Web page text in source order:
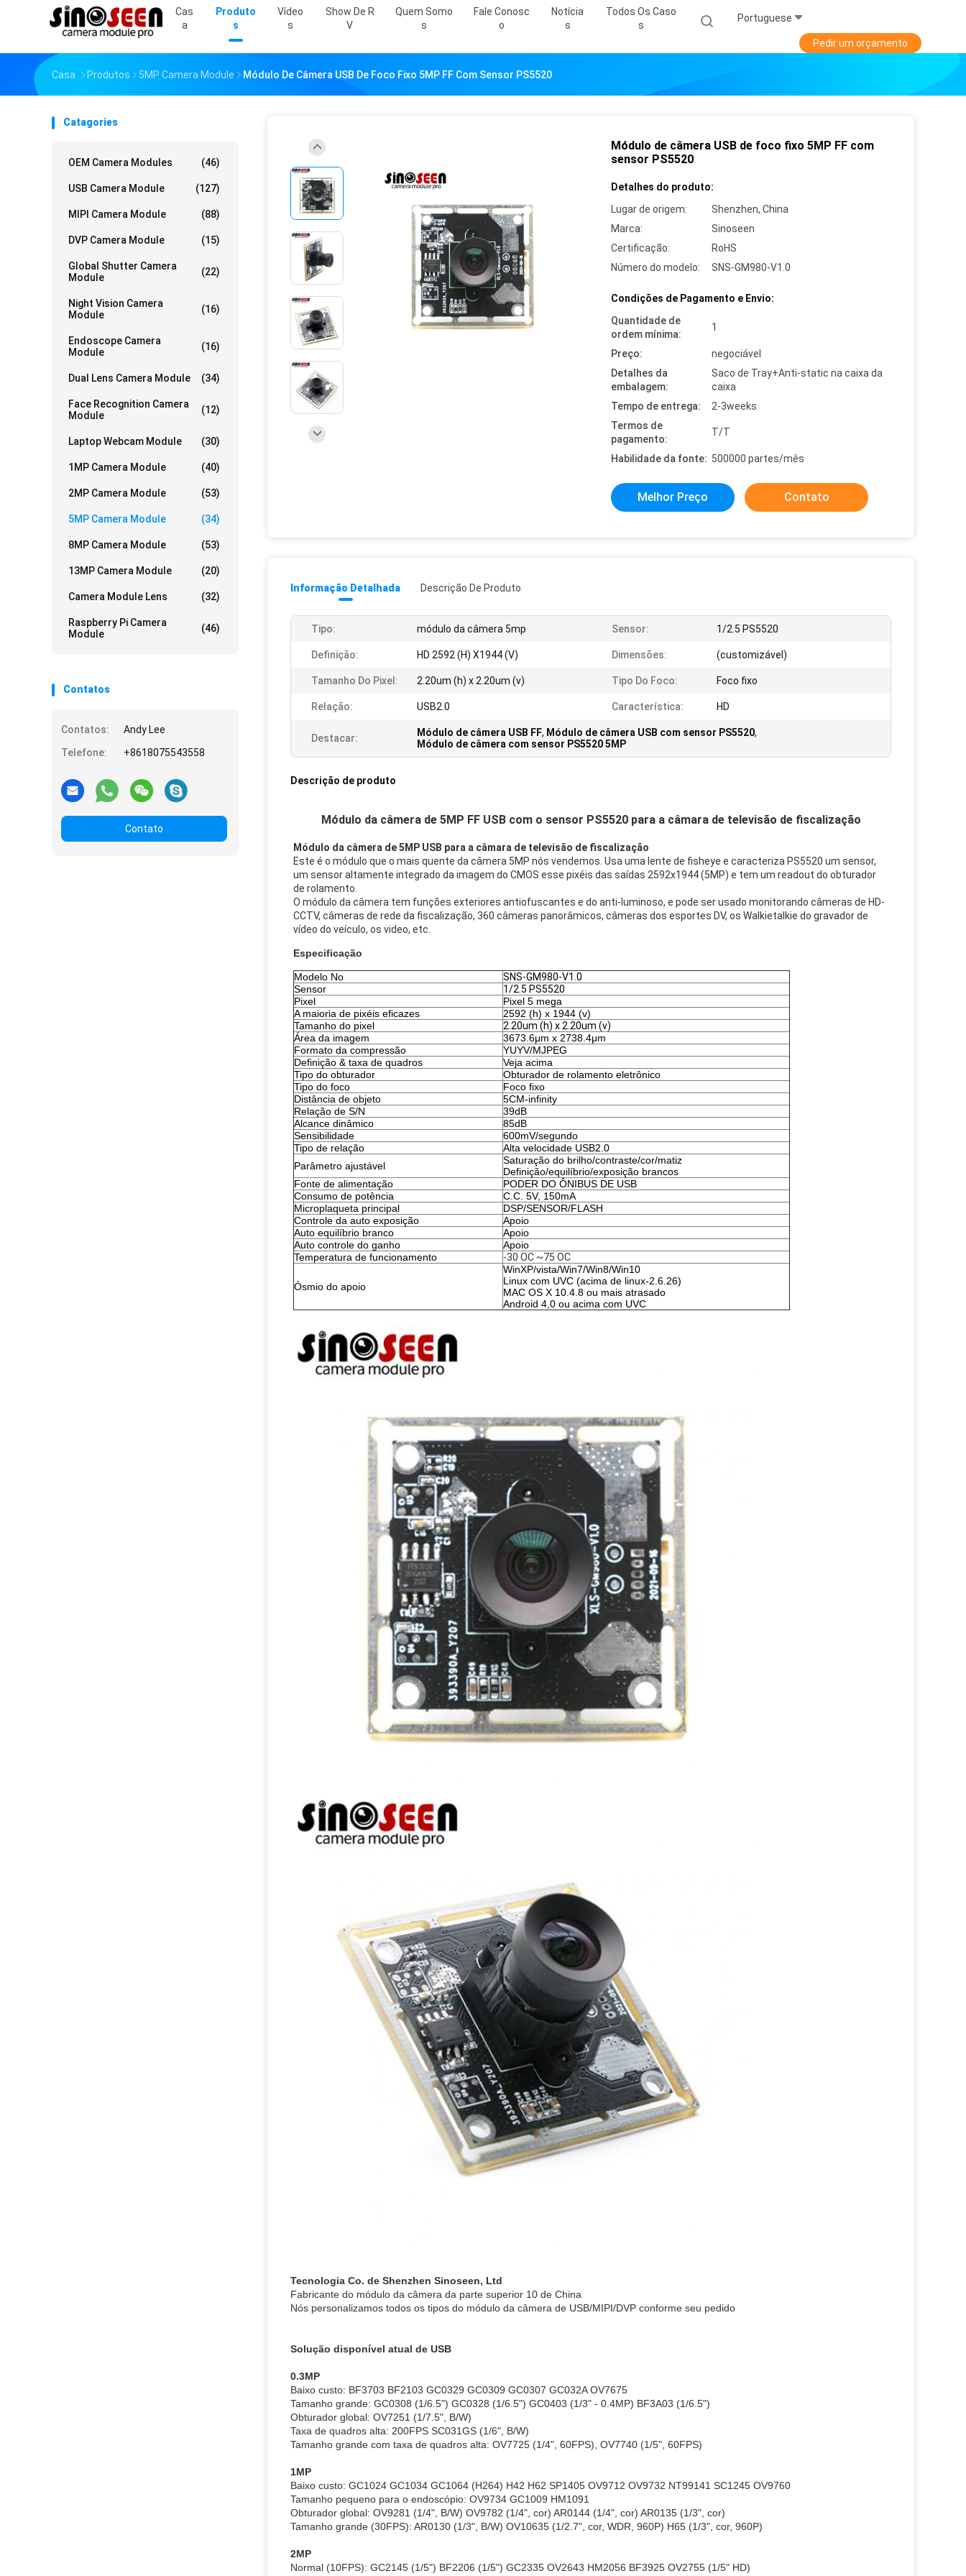
Cas
A
Produto
S
Vídeo
S
Show De R
V
Quem Somo
S
Fale Conosc
O
Notícia
S
Todos Os Caso
S
Portuguese
Pedir um orçamento
Casa Produtos 5MP Camera Module Módulo De Câmera USB De Foco Fixo 5MP FF Com Sensor PS5520
Catagories
OEM Camera Modules (46)
USB Camera Module (127)
MIPI Camera Module (88)
DVP Camera Module (15)
Global Shutter Camera
Module
(22)
Night Vision Camera
Module
(16)
Endoscope Camera
Module
(16)
Dual Lens Camera Module (34)
Face Recognition Camera
Module
(12)
Laptop Webcam Module (30)
1MP Camera Module (40)
2MP Camera Module (53)
5MP Camera Module (34)
8MP Camera Module (53)
13MP Camera Module (20)
Camera Module Lens (32)
Raspberry Pi Camera
Module
(46)
Contatos
Contatos:
Andy Lee
Telefone:
+8618075543558
Contato
Módulo de câmera USB de foco fixo 5MP FF com
sensor PS5520
Detalhes do produto:
Lugar de origem:
Shenzhen, China
Marca:
Sinoseen
Certificação:
RoHS
Número do modelo:
SNS-GM980-V1.0
Condições de Pagamento e Envio:
Quantidade de
ordem mínima:
1
Preço:
negociável
Detalhes da
embalagem:
Saco de Tray+Anti-static na caixa da
caixa
Tempo de entrega:
2-3weeks
Termos de
pagamento:
T/T
Habilidade da fonte: 500000 partes/mês
Melhor Preço Contato
Informação Detalhada Descrição De Produto
Tipo: módulo da câmera 5mp Sensor: 1/2.5 PS5520
Definição: HD 2592 (H) X1944 (V) Dimensões: (customizável)
Tamanho Do Pixel: 2.20um (h) x 2.20um (v) Tipo Do Foco: Foco fixo
Relação: USB2.0 Característica: HD
Destacar: Módulo de câmera USB FF, Módulo de câmera USB com sensor PS5520,
Módulo de câmera com sensor PS5520 5MP
Descrição de produto
Módulo da câmera de 5MP FF USB com o sensor PS5520 para a câmara de televisão de fiscalização
Módulo da câmera de 5MP USB para a câmara de televisão de fiscalização
Este é o módulo que o mais quente da câmera 5MP nós vendemos. Usa uma lente de fisheye e caracteriza PS5520 um sensor,
um sensor altamente integrado da imagem do CMOS esse pixéis das saídas 2592x1944 (5MP) e tem um readout do obturador
de rolamento.
O módulo da câmera tem funções exteriores antiofuscantes e do anti-luminoso, e pode ser usado monitorando câmeras de HD-
CCTV, câmeras de rede da fiscalização, 360 câmeras panorâmicos, câmeras dos esportes DV, os Walkietalkie do gravador de
vídeo do veículo, os video, etc.
Especificação
Modelo No
SNS-GM980-V1.0
Sensor
1/2.5 PS5520
Pixel
Pixel 5 mega
A maioria de pixéis eficazes
2592 (h) x 1944 (v)
Tamanho do pixel
2.20um (h) x 2.20um (v)
Área da imagem
3673.6μm x 2738.4μm
Formato da compressão
YUYV/MJPEG
Definição & taxa de quadros
Veja acima
Tipo do obturador
Obturador de rolamento eletrônico
Tipo do foco
Foco fixo
Distância de objeto
5CM-infinity
Relação de S/N
39dB
Alcance dinâmico
85dB
Sensibilidade
600mV/segundo
Tipo de relação
Alta velocidade USB2.0
Parâmetro ajustável
Saturação do brilho/contraste/cor/matiz
Definição/equilíbrio/exposição brancos
Fonte de alimentação
PODER DO ÔNIBUS DE USB
Consumo de potência
C.C. 5V, 150mA
Microplaqueta principal
DSP/SENSOR/FLASH
Controle da auto exposição
Apoio
Auto equilíbrio branco
Apoio
Auto controle do ganho
Apoio
Temperatura de funcionamento
-30 OC ~75 OC
Ósmio do apoio
WinXP/vista/Win7/Win8/Win10
Linux com UVC (acima de linux-2.6.26)
MAC OS X 10.4.8 ou mais atrasado
Android 4,0 ou acima com UVC
Tecnologia Co. de Shenzhen Sinoseen, Ltd
Fabricante do módulo da câmera da parte superior 10 de China
Nós personalizamos todos os tipos do módulo da câmera de USB/MIPI/DVP conforme seu pedido
Solução disponível atual de USB
0.3MP
Baixo custo: BF3703 BF2103 GC0329 GC0309 GC0307 GC032A OV7675
Tamanho grande: GC0308 (1/6.5") GC0328 (1/6.5") GC0403 (1/3" - 0.4MP) BF3A03 (1/6.5")
Obturador global: OV7251 (1/7.5", B/W)
Taxa de quadros alta: 200FPS SC031GS (1/6", B/W)
Tamanho grande com taxa de quadros alta: OV7725 (1/4", 60FPS), OV7740 (1/5", 60FPS)
1MP
Baixo custo: GC1024 GC1034 GC1064 (H264) H42 H62 SP1405 OV9712 OV9732 NT99141 SC1245 OV9760
Tamanho pequeno para o endoscópio: OV9734 GC1009 HM1091
Obturador global: OV9281 (1/4", B/W) OV9782 (1/4", cor) AR0144 (1/4", cor) AR0135 (1/3", cor)
Tamanho grande (30FPS): AR0130 (1/3", B/W) OV10635 (1/2.7", cor, WDR, 960P) H65 (1/3", cor, 960P)
2MP
Normal (10FPS): GC2145 (1/5") BF2206 (1/5") GC2335 OV2643 HM2056 BF3925 OV2755 (1/5" HD)